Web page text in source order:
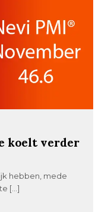
koelt verder
hebben, mede
[…]